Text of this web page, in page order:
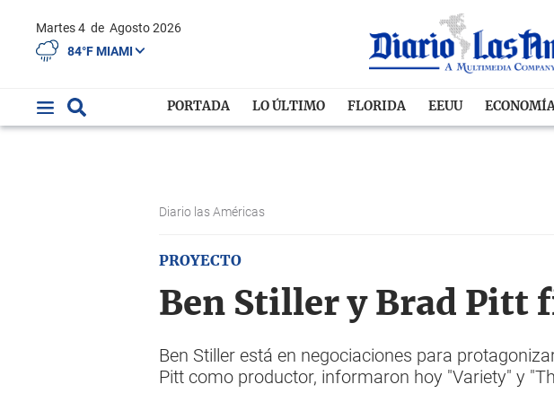
Martes 4 de Agosto 2026
84°F MIAMI
PORTADA LO ÚLTIMO FLORIDA EEUU
Diario las Américas
PROYECTO
Ben Stiller y Brad Pitt
Ben Stiller está en negociaciones para
Pitt como productor, informaron hoy "Variety" y